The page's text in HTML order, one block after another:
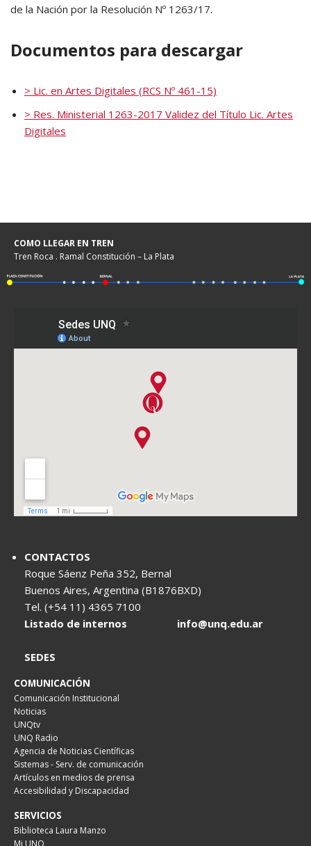
de la Nación por la Resolución Nº 1263/17.
Documentos para descargar
> Lic. en Artes Digitales (RCS Nº 461-15)
> Res. Ministerial 1263-2017 Validez del Título Lic. Artes
Digitales
COMO LLEGAR EN TREN
Tren Roca . Ramal Constitución – La Plata
CONTACTOS
Roque Sáenz Peña 352, Bernal
Buenos Aires, Argentina (B1876BXD)
Tel. (+54 11) 4365 7100
Listado de internos
info@unq.edu.ar
SEDES
COMUNICACIÓN
Comunicación Institucional
Noticias
UNQtv
UNQ Radio
Agencia de Noticias Científicas
Sistemas - Serv. de comunicación
Artículos en medios de prensa
Accesibilidad y Discapacidad
SERVICIOS
Biblioteca Laura Manzo
Mi UNQ